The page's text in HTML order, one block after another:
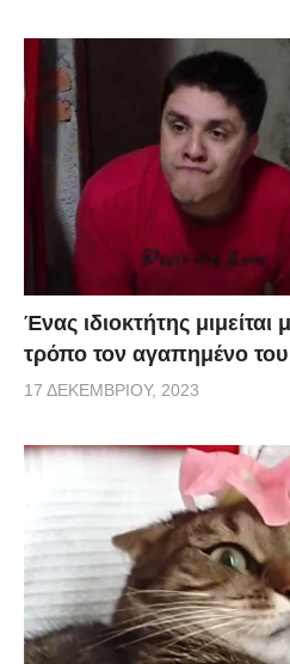
Ένας ιδιοκτήτης μιμείται
τρόπο τον αγαπημένο
17 ΔΕΚΕΜΒΡΊΟΥ, 2023